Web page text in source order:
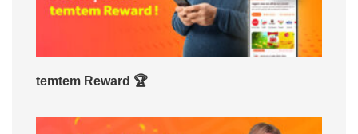
temtem Reward 🏆